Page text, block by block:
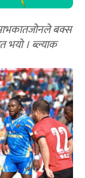
बक्स
भयो । ब्ल्याक